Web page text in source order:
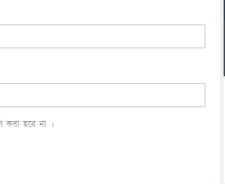
করা হবে না ।